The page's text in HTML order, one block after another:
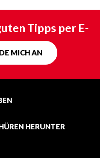
Tipps per E-
MICH AN
HERUNTER